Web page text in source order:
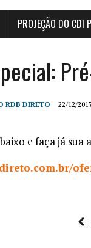
PROJEÇÃO DO CDI
RDB DIRETO 22/12/
e faça já sua